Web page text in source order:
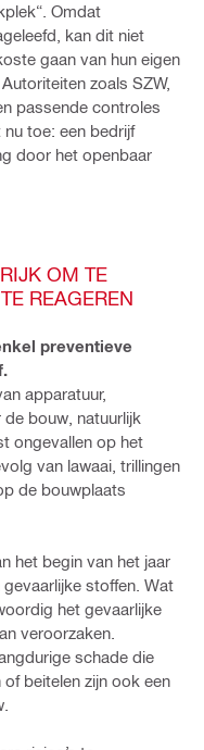
Omdat
kan dit niet
gaan van hun eigen
zoals SZW,
passende controles
toe: een bedrijf
door het openbaar
OM TE
REAGEREN
preventieve
apparatuur,
bouw, natuurlijk
ongevallen op het
van lawaai, trillingen
de bouwplaats
het begin van het jaar
stoffen. Wat
het gevaarlijke
veroorzaken.
schade die
beitelen zijn ook een